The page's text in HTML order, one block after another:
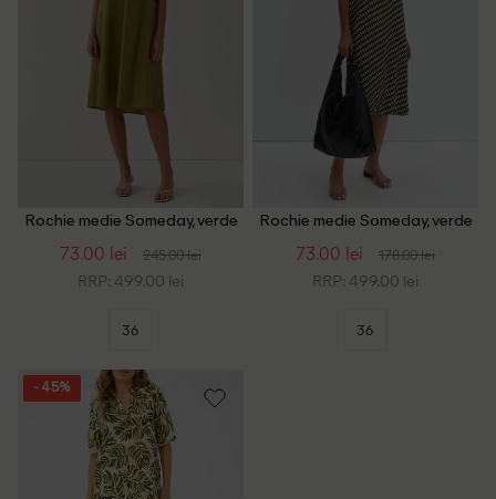
Rochie medie Someday, verde
73.00 lei 245.00 lei
RRP: 499.00 lei
36
Rochie medie Someday, verde
73.00 lei 178.00 lei
RRP: 499.00 lei
36
- 45%